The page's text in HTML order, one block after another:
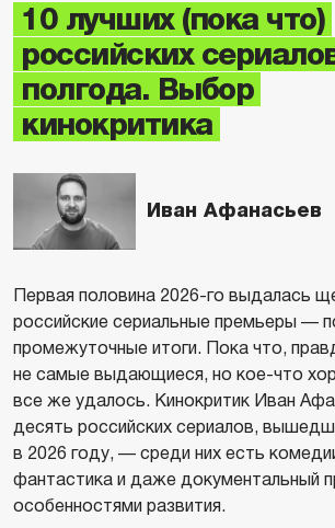
10 лучших (пока что)
российских
полгода. Выбор
кинокритика
Иван Афанасьев
Первая половина 2026-го выдалась
российские сериальные премьеры —
промежуточные итоги. Пока что,
не самые выдающиеся, но кое-что
все же удалось. Кинокритик Иван
десять российских сериалов,
в 2026 году, — среди них есть
фантастика и даже документальный
особенностями развития.